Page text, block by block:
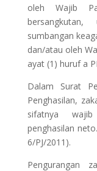
oleh Wajib
sumbangan
dan/atau oleh
ayat (1) huruf a
Dalam Surat
Penghasilan,
sifatnya
penghasilan
6/PJ/2011).
Pengurangan